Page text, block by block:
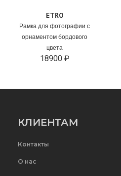
ETRO
Рамка для фотографии с
орнаментом бордового
цвета
18900 ₽
КЛИЕНТАМ
Контакты
О нас